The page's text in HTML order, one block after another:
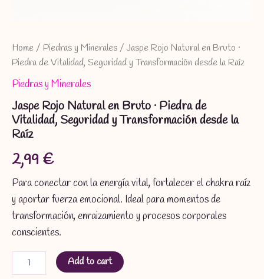
Home / Piedras y Minerales / Jaspe Rojo Natural en Bruto ·
Piedra de Vitalidad, Seguridad y Transformación desde la Raíz
Piedras y Minerales
Jaspe Rojo Natural en Bruto · Piedra de
Vitalidad, Seguridad y Transformación desde la
Raíz
2,99 €
Para conectar con la energía vital, fortalecer el chakra raíz
y aportar fuerza emocional. Ideal para momentos de
transformación, enraizamiento y procesos corporales
conscientes.
Add to cart